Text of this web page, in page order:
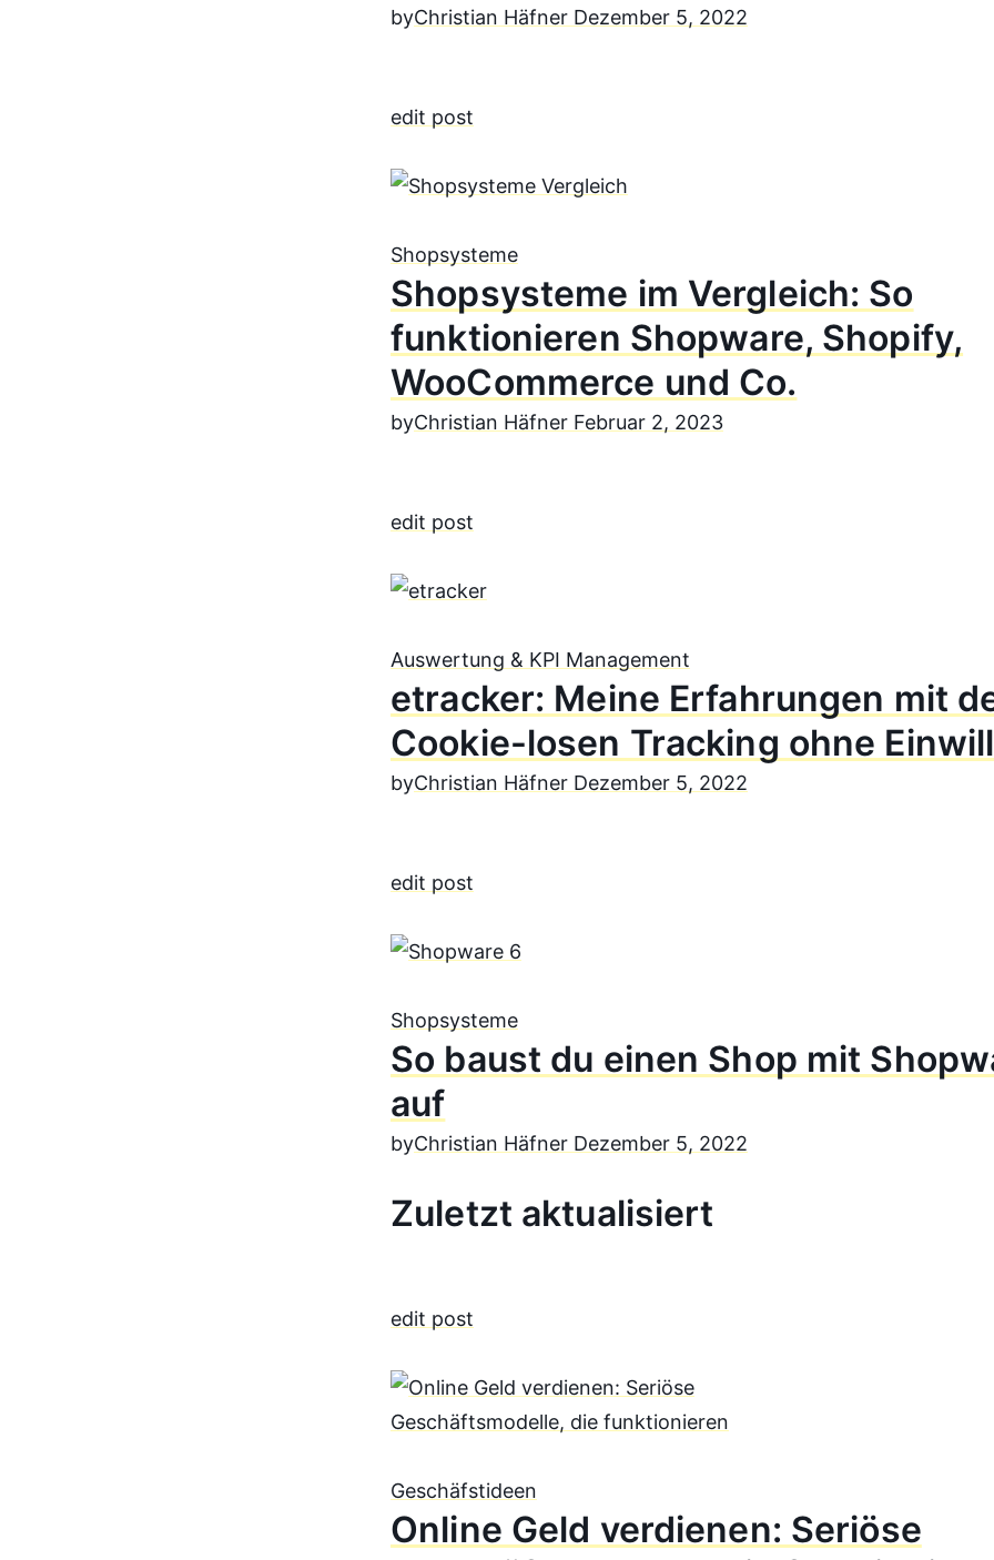
byChristian Häfner Dezember 5, 2022
edit post
Shopsysteme
Shopsysteme im Vergleich: So
funktionieren Shopware, Shopify,
WooCommerce und Co.
byChristian Häfner Februar 2, 2023
edit post
Auswertung & KPI Management
etracker: Meine Erfahrungen mit
Cookie-losen Tracking ohne
byChristian Häfner Dezember 5, 2022
edit post
Shopsysteme
So baust du einen Shop mit
auf
byChristian Häfner Dezember 5, 2022
Zuletzt aktualisiert
edit post
Geschäfstideen
Online Geld verdienen: Seriöse